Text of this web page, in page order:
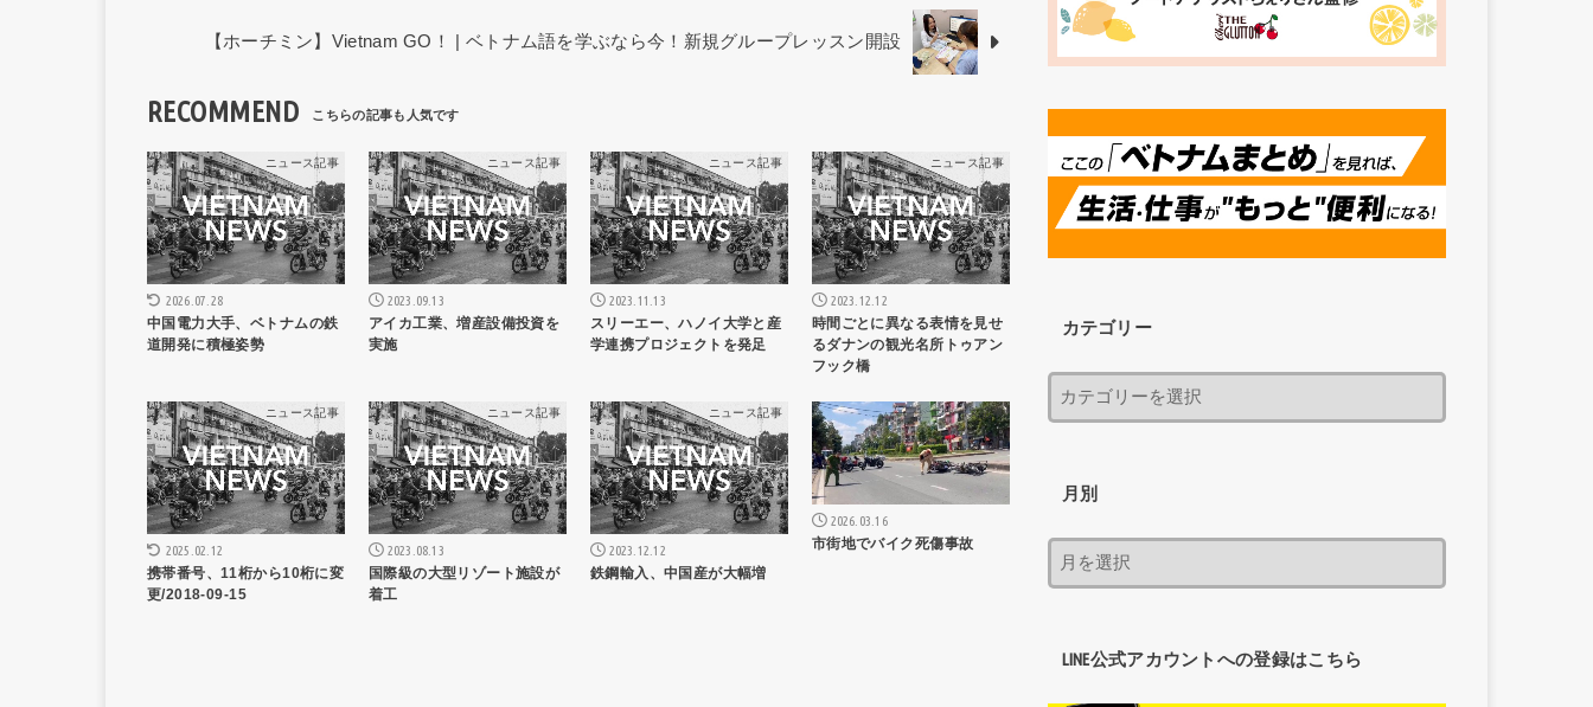
【ホーチミン】Vietnam GO！ | ベトナム語を学ぶなら今！新規グループレッスン開設
RECOMMEND
ニュース記事
2026.07.28
中国電力大手、ベトナムの鉄
道開発に積極姿勢
ニュース記事
2023.09.13
アイカ工業、増産設備投資を
実施
ニュース記事
2023.11.13
スリーエー、ハノイ大学と産
学連携プロジェクトを発足
ニュース記事
2023.12.12
時間ごとに異なる表情を見せ
るダナンの観光名所トゥアン
フック橋
ニュース記事
2025.02.12
携帯番号、11桁から10桁に変
更/2018-09-15
ニュース記事
2023.08.13
国際級の大型リゾート施設が
着工
ニュース記事
2023.12.12
鉄鋼輸入、中国産が大幅増
ニュース記事
2026.03.16
市街地でバイク死傷事故
カテゴリー
月別
LINE公式アカウントへの登録はこちら